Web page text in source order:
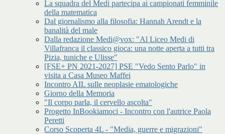
La squadra del Medi partecipa ai campionati femminile
della matematica
Dal giornalismo alla filosofia: Hannah Arendt e la
banalità del male
Dalla redazione Medi@vox: "Al Liceo Medi di
Villafranca il classico gioca: una notte aperta a tutti tra
Pizia, tuniche e Ulisse"
[FSE+ PN 2021-2027] PSE "Vedo Sento Parlo" in
visita a Casa Museo Maffei
Incontro AIL sulle neoplasie ematologiche
Giorno della Memoria
"Il corpo parla, il cervello ascolta"
Progetto InBookiamoci - Incontro con l'autrice Paola
Peretti
Corso Scoperta 4L - "Media, guerre e migrazioni"